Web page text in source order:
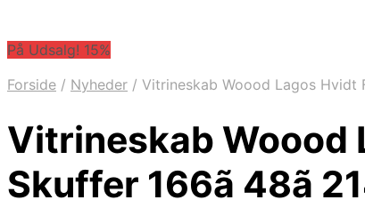
På Udsalg! 15%
Forside / Nyheder / Vitrineskab Woood Lagos Hvidt
Vitrineskab Woood
Skuffer 166ã 48ã